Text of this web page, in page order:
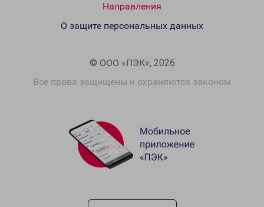
Направления
© ООО «ПЭК», 2026
Все права защищены и охраняются законом
О защите персональных данных